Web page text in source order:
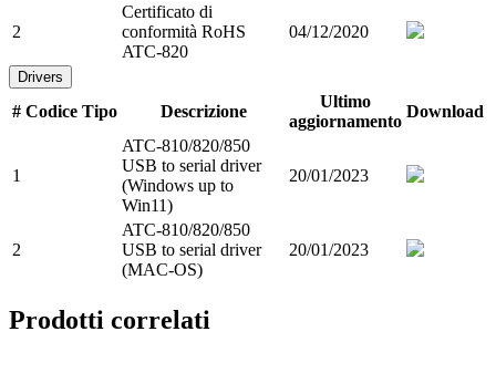
2
Certificato di
conformità RoHS
ATC-820
04/12/2020
Drivers
# Codice Tipo Descrizione
Ultimo
aggiornamento
Download
1
ATC-810/820/850
USB to serial driver
(Windows up to
Win11)
20/01/2023
2
ATC-810/820/850
USB to serial driver
(MAC-OS)
20/01/2023
Prodotti correlati